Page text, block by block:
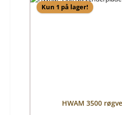
Kun 1 på lager!
HWAM 3500